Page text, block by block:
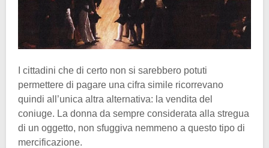
I cittadini che di certo non si sarebbero potuti
permettere di pagare una cifra simile ricorrevano
quindi all’unica altra alternativa: la vendita del
coniuge. La donna da sempre considerata alla stregua
di un oggetto, non sfuggiva nemmeno a questo tipo di
mercificazione.